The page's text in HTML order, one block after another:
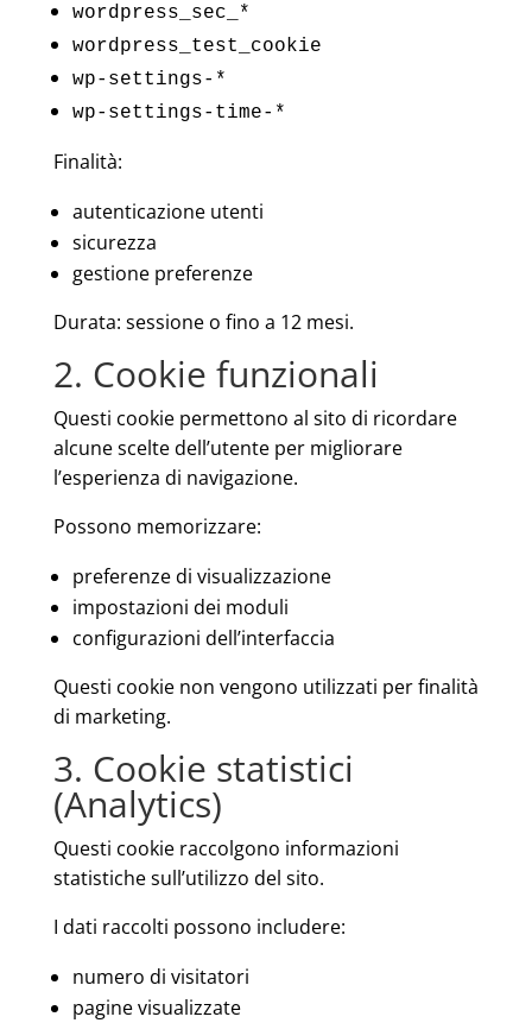
wordpress_sec_*
wordpress_test_cookie
wp-settings-*
wp-settings-time-*
Finalità:
autenticazione utenti
sicurezza
gestione preferenze
Durata: sessione o fino a 12 mesi.
2. Cookie funzionali
Questi cookie permettono al sito di ricordare
alcune scelte dell’utente per migliorare
l’esperienza di navigazione.
Possono memorizzare:
preferenze di visualizzazione
impostazioni dei moduli
configurazioni dell’interfaccia
Questi cookie non vengono utilizzati per finalità
di marketing.
3. Cookie statistici
(Analytics)
Questi cookie raccolgono informazioni
statistiche sull’utilizzo del sito.
I dati raccolti possono includere:
numero di visitatori
pagine visualizzate